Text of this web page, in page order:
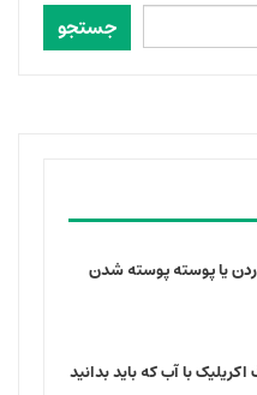
جستجو
یا پوسته پوسته شدن
با آب که باید بدانید